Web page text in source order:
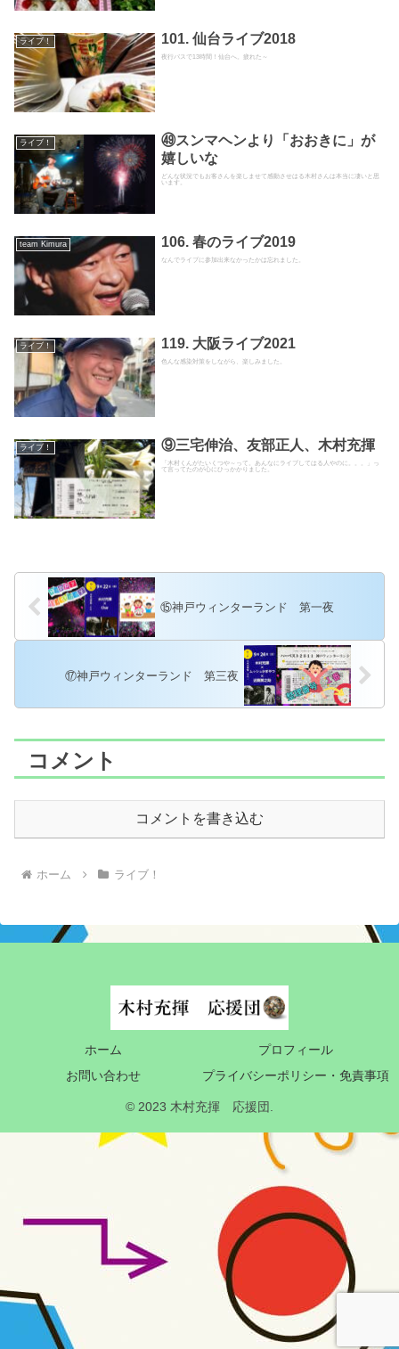
ライブ！ 101. 仙台ライブ2018
夜行バスで13時間！仙台へ。疲れた～
ライブ！
㊾スンマヘンより「おおきに」が
嬉しいな
どんな状況でもお客さんを楽しませて感動させはる木村さんは本当に凄いと思
います。
team Kimura 106. 春のライブ2019
なんでライブに参加出来なかったかは忘れました。
ライブ！ 119. 大阪ライブ2021
色んな感染対策をしながら、楽しみました。
ライブ！ ⑨三宅伸治、友部正人、木村充揮
「木村くんがたいくつや～って。あんなにライブしてはる人やのに。。。」っ
て言ってたのが心にひっかかりました。
⑮神戸ウィンターランド 第一夜
⑰神戸ウィンターランド 第三夜
コメント
コメントを書き込む
ホーム ライブ！
ホーム
プロフィール
お問い合わせ
プライバシーポリシー・免責事項
© 2023 木村充揮 応援団.